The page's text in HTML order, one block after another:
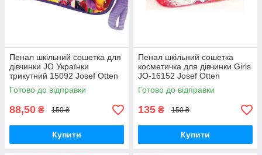
Пенал шкільний сошетка для
дівчинки JО Українки
трикутний 15092 Josef Otten
Готово до відправки
88,50 ₴ 150 ₴
Купити
Пенал шкільний сошетка
косметичка для дівчинки Girls
JO-16152 Josef Otten
Німеччина
Готово до відправки
135 ₴ 150 ₴
Купити